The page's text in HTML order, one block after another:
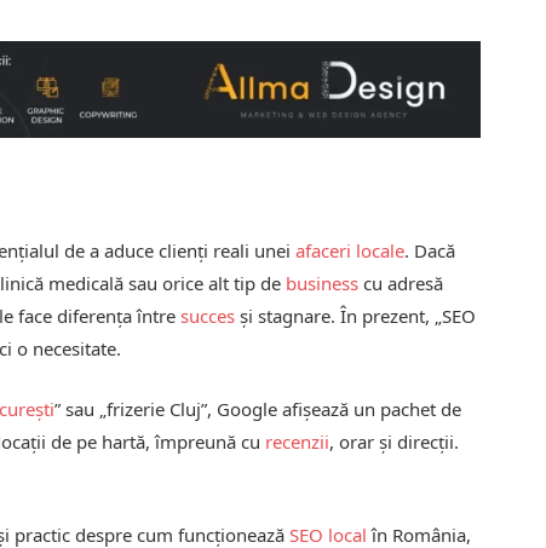
de a aduce clienți reali uneiafaceri locale. Dacă
medicală sau orice alt tip de business cu adresă
face diferența întresucces și stagnare. În prezent, „SEO
o necesitate.
” sau „frizerie Cluj”, Google afișează un pachet de
de pe hartă, împreună cu recenzii, orar și direcții.
practic despre cum funcționeazăSEO local în România,